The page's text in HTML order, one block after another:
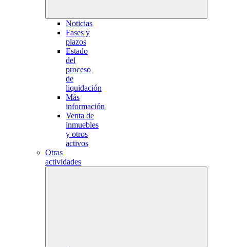
Noticias
Fases y
plazos
Estado
del
proceso
de
liquidación
Más
información
Venta de
inmuebles
y otros
activos
Otras
actividades